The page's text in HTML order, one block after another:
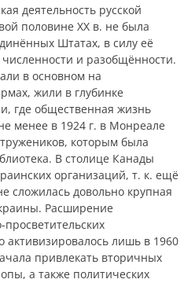
деятельность русской
половине XX в. не была
Штатах, в силу её
и разобщённости.
в основном на
жили в глубинке
где общественная жизнь
менее в 1924 г. в Монреале
которым была
В столице Канады
организаций, т. к. ещё
сложилась довольно крупная
Расширение
активизировалось лишь в 1960
привлекать вторичных
а также политических